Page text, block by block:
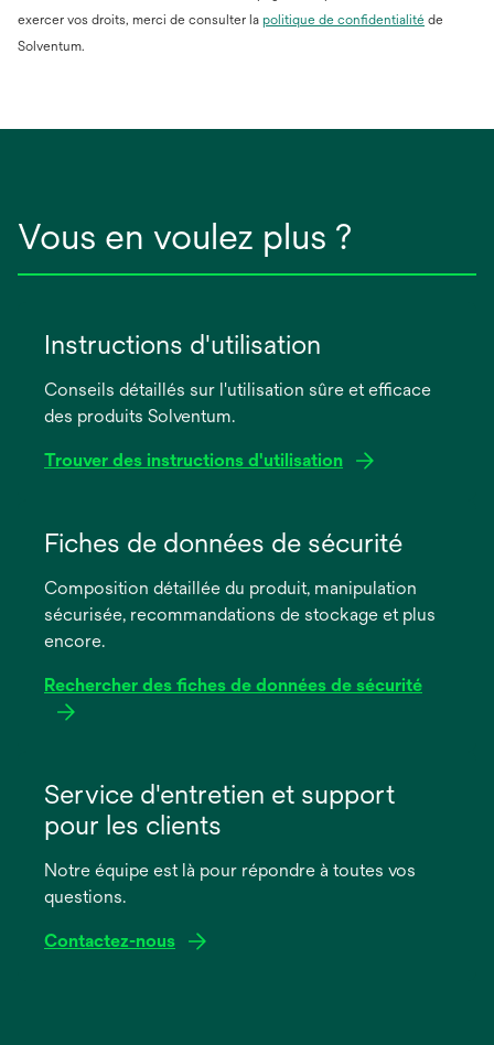
exercer vos droits, merci de consulter la politique de confidentialité s’ouvre
de
Solventum.
Vous en voulez plus ?
Instructions d'utilisation
Conseils détaillés sur l'utilisation sûre et efficace
des produits Solventum.
Trouver des instructions d'utilisation
dans
nouvel
onglet
Fiches de données de sécurité
Composition détaillée du produit, manipulation
sécurisée, recommandations de stockage et plus
encore.
Rechercher des fiches de données de sécurité
dans
nouvel
onglet
Service d'entretien et support
pour les clients
Notre équipe est là pour répondre à toutes vos
questions.
Contactez-nous